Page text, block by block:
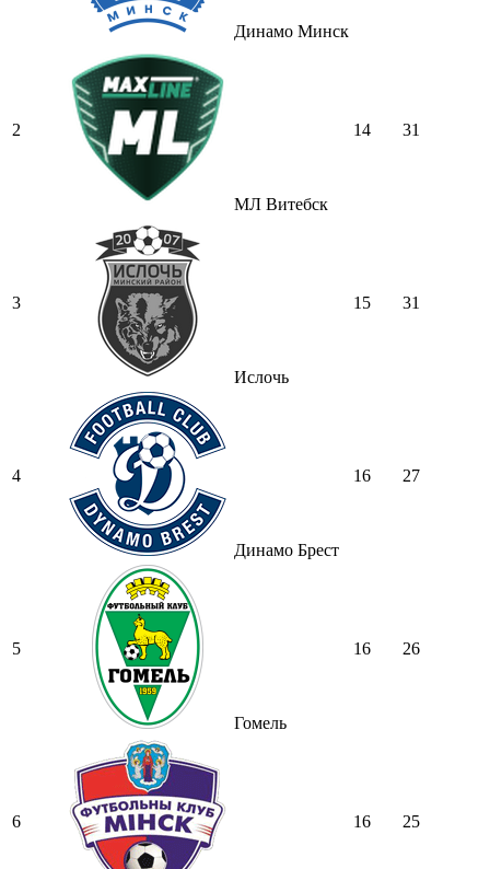
Динамо Минск
2
МЛ Витебск
14 31
3
Ислочь
15 31
4
Динамо Брест
16 27
5
Гомель
16 26
6 16 25